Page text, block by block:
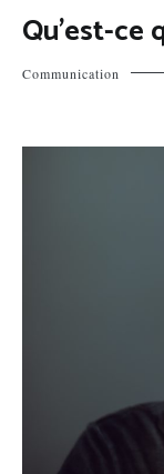
Qu’est-ce
Communication